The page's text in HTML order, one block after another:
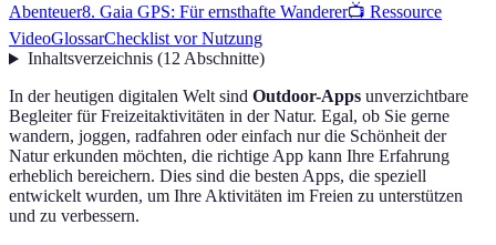
Abenteuer8. Gaia GPS: Für ernsthafte Wanderer📺 Ressource
VideoGlossarChecklist vor Nutzung
Inhaltsverzeichnis(12Abschnitte)
In der heutigen digitalen Welt sind Outdoor-Apps unverzichtbare
Begleiter für Freizeitaktivitäten in der Natur. Egal, ob Sie gerne
wandern, joggen, radfahren oder einfach nur die Schönheit der
Natur erkunden möchten, die richtige App kann Ihre Erfahrung
erheblich bereichern. Dies sind die besten Apps, die speziell
entwickelt wurden, um Ihre Aktivitäten im Freien zu unterstützen
und zu verbessern.